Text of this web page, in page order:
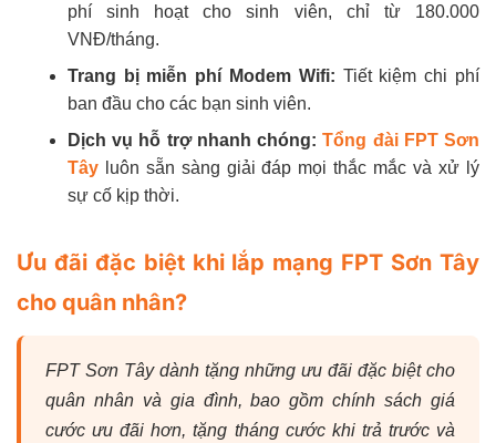
phí sinh hoạt cho sinh viên, chỉ từ 180.000
VNĐ/tháng.
Trang bị miễn phí Modem Wifi: Tiết kiệm chi phí
ban đầu cho các bạn sinh viên.
Dịch vụ hỗ trợ nhanh chóng: Tổng đài FPT Sơn
Tâyluôn sẵn sàng giải đáp mọi thắc mắc và xử lý
sự cố kịp thời.
Ưu đãi đặc biệt khi lắp mạng FPT Sơn Tây
cho quân nhân?
FPT Sơn Tây dành tặng những ưu đãi đặc biệt cho
quân nhân và gia đình, bao gồm chính sách giá
cước ưu đãi hơn, tặng tháng cước khi trả trước và